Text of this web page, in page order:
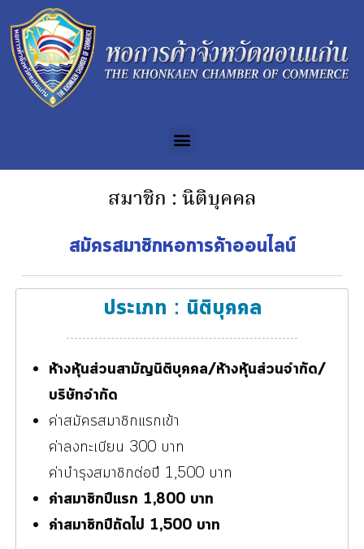
สมาชิก : นิติบุคคล
สมัครสมาชิกหอการค้าออนไลน์
ประเภท : นิติบุคคล
ห้างหุ้นส่วนสามัญนิติบุคคล/ห้างหุ้นส่วนจำกัด/
บริษัทจำกัด
ค่าสมัครสมาชิกแรกเข้า
ค่าลงทะเบียน 300 บาท
ค่าบำรุงสมาชิกต่อปี 1,500 บาท
ค่าสมาชิกปีแรก 1,800 บาท
ค่าสมาชิกปีถัดไป 1,500 บาท